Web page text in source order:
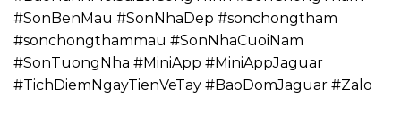
#SonBenMau #SonNhaDep #sonchongtham
#sonchongthammau #SonNhaCuoiNam
#SonTuongNha #MiniApp #MiniAppJaguar
#TichDiemNgayTienVeTay #BaoDomJaguar #Zalo